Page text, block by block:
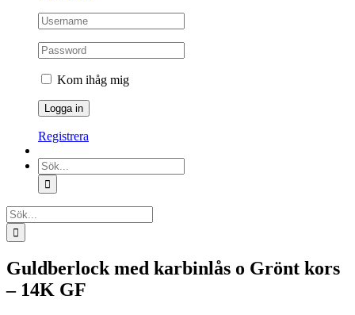
Kom ihåg mig
Registrera
Sök
efter:
Sök
efter:
Guldberlock med karbinlås o Grönt kors
– 14K GF